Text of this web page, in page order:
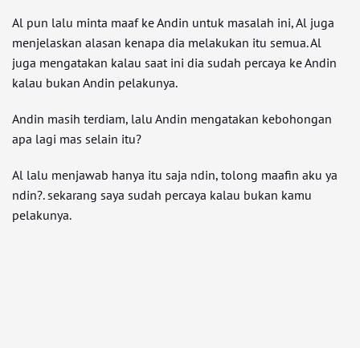
Al pun lalu minta maaf ke Andin untuk masalah ini, Al juga
menjelaskan alasan kenapa dia melakukan itu semua. Al
juga mengatakan kalau saat ini dia sudah percaya ke Andin
kalau bukan Andin pelakunya.
Andin masih terdiam, lalu Andin mengatakan kebohongan
apa lagi mas selain itu?
Al lalu menjawab hanya itu saja ndin, tolong maafin aku ya
ndin?. sekarang saya sudah percaya kalau bukan kamu
pelakunya.